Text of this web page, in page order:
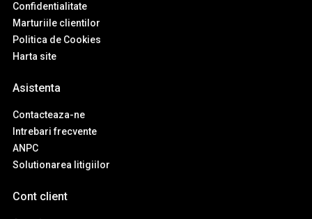
Confidentialitate
Marturiile clientilor
Politica de Cookies
Harta site
Asistenta
Contacteaza-ne
Intrebari frecvente
ANPC
Solutionarea litigiilor
Cont client